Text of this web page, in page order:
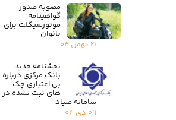
مصوبه صدور
گواهینامه
موتورسیکلت برای
بانوان
۲۱ بهمن ۰۴
بخشنامه جدید
بانک مرکزی درباره
بی اعتباری چک
های ثبت نشده در
سامانه صیاد
۰۹ دی ۰۴